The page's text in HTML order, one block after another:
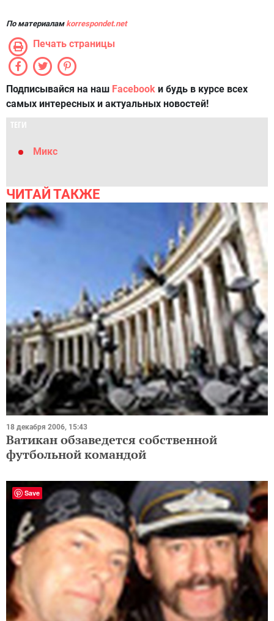
По материаламkorrespondet.net
Печать страницы
Подписывайся на наш Facebook и будь в курсе всех
самых интересных и актуальных новостей!
ТЕГИ
Микс
ЧИТАЙ ТАКЖЕ
18 декабря 2006, 15:43
Ватикан обзаведется собственной
футбольной командой
Save